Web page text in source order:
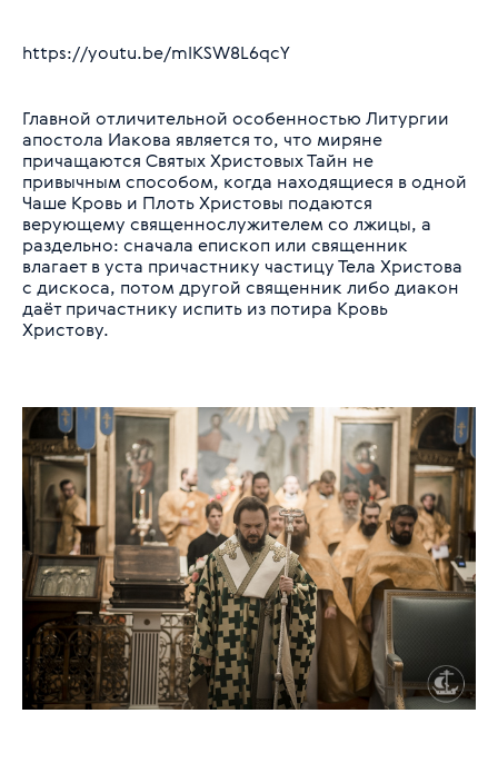
https://youtu.be/mIKSW8L6qcY
Главной отличительной особенностью Литургии
апостола Иакова является то, что миряне
причащаются Святых Христовых Тайн не
привычным способом, когда находящиеся в одной
Чаше Кровь и Плоть Христовы подаются
верующему священнослужителем со лжицы, а
раздельно: сначала епископ или священник
влагает в уста причастнику частицу Тела Христова
с дискоса, потом другой священник либо диакон
даёт причастнику испить из потира Кровь
Христову.